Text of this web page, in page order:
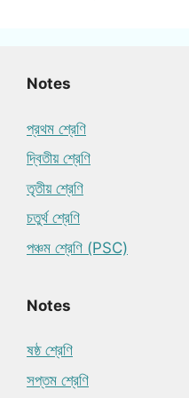
Notes
প্রথম শ্রেণি
দ্বিতীয় শ্রেণি
তৃতীয় শ্রেণি
চতুর্থ শ্রেণি
পঞ্চম শ্রেণি (PSC)
Notes
ষষ্ঠ শ্রেণি
সপ্তম শ্রেণি